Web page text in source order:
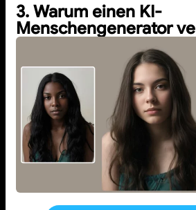
3. Warum einen KI-
Menschengenerator